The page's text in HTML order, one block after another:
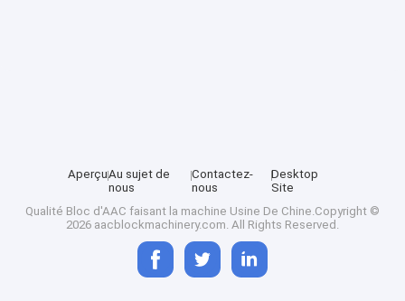
AperçuAu sujet de
nous
Contactez-
nous
Desktop
Site
Qualité Bloc d'AAC faisant la machine Usine De Chine.Copyright ©
2026 aacblockmachinery.com. All Rights Reserved.